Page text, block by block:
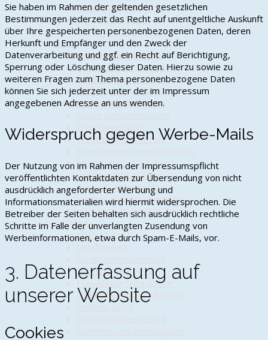
Besichtigung DLR
Adventsexpress
Jahresabschlussfeier
2015
Vortrag Kaffeeanbau
Peter kümmt inkognito
Aktion "Saubere Stadt"
Frühschoppen 1. Mai
Pfingstbaumpflanzen
Erkundungsfahrt
1. Familienfahrradtour
Neues Wartehäuschen
Vortrag DGH in Nds.
Kurs Obstbaumschnitt
Vortrag Rauchwarnmelder
Jahresabschlussfeier 2015
bis 2014
Maifest 2011
Schützenfest 2012
Einweihung "Alte Schule"
Ehrung der Stadt Munster
Sie haben im Rahmen der geltenden gesetzlichen
Bestimmungen jederzeit das Recht auf unentgeltliche Auskunft
über Ihre gespeicherten personenbezogenen Daten, deren
Herkunft und Empfänger und den Zweck der
Datenverarbeitung und ggf. ein Recht auf Berichtigung,
Sperrung oder Löschung dieser Daten. Hierzu sowie zu
weiteren Fragen zum Thema personenbezogene Daten
können Sie sich jederzeit unter der im Impressum
angegebenen Adresse an uns wenden.
Widerspruch gegen Werbe-Mails
Der Nutzung von im Rahmen der Impressumspflicht
veröffentlichten Kontaktdaten zur Übersendung von nicht
ausdrücklich angeforderter Werbung und
Informationsmaterialien wird hiermit widersprochen. Die
Betreiber der Seiten behalten sich ausdrücklich rechtliche
Schritte im Falle der unverlangten Zusendung von
Werbeinformationen, etwa durch Spam-E-Mails, vor.
3. Datenerfassung auf
unserer Website
Cookies